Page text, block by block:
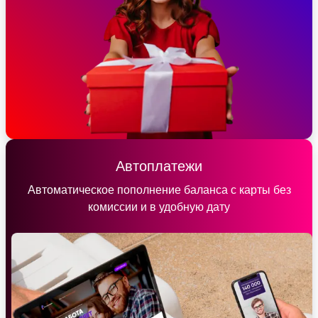
Автоплатежи
Автоматическое пополнение баланса с карты без
комиссии и в удобную дату